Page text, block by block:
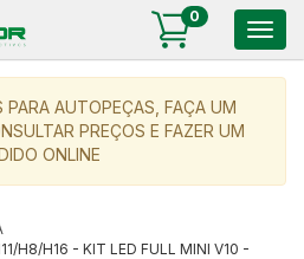
0
PARA AUTOPEÇAS, FAÇA UM
PREÇOS E FAZER UM
ONLINE
H8/H16 - KIT LED FULL MINI V10 -